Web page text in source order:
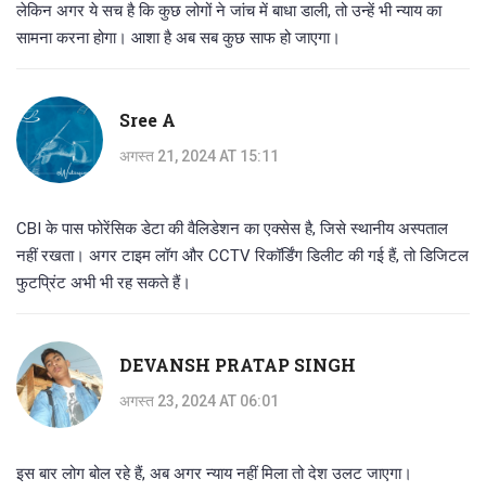
लेकिन अगर ये सच है कि कुछ लोगों ने जांच में बाधा डाली, तो उन्हें भी न्याय का
सामना करना होगा। आशा है अब सब कुछ साफ हो जाएगा।
Sree A
अगस्त 21, 2024 AT 15:11
CBI के पास फोरेंसिक डेटा की वैलिडेशन का एक्सेस है, जिसे स्थानीय अस्पताल
नहीं रखता। अगर टाइम लॉग और CCTV रिकॉर्डिंग डिलीट की गई हैं, तो डिजिटल
फुटप्रिंट अभी भी रह सकते हैं।
DEVANSH PRATAP SINGH
अगस्त 23, 2024 AT 06:01
इस बार लोग बोल रहे हैं, अब अगर न्याय नहीं मिला तो देश उलट जाएगा।